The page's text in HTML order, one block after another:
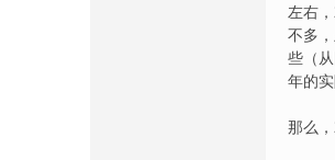
左右
不多
些（
年的
那么